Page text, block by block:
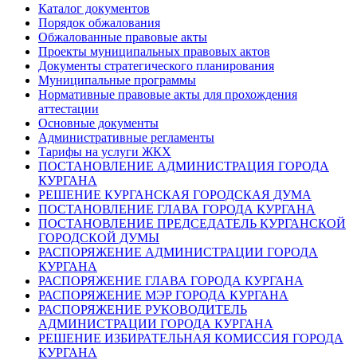
Каталог документов
Порядок обжалования
Обжалованные правовые акты
Проекты муниципальных правовых актов
Документы стратегического планирования
Муниципальные программы
Нормативные правовые акты для прохождения
аттестации
Основные документы
Административные регламенты
Тарифы на услуги ЖКХ
ПОСТАНОВЛЕНИЕ АДМИНИСТРАЦИЯ ГОРОДА
КУРГАНА
РЕШЕНИЕ КУРГАНСКАЯ ГОРОДСКАЯ ДУМА
ПОСТАНОВЛЕНИЕ ГЛАВА ГОРОДА КУРГАНА
ПОСТАНОВЛЕНИЕ ПРЕДСЕДАТЕЛЬ КУРГАНСКОЙ
ГОРОДСКОЙ ДУМЫ
РАСПОРЯЖЕНИЕ АДМИНИСТРАЦИИ ГОРОДА
КУРГАНА
РАСПОРЯЖЕНИЕ ГЛАВА ГОРОДА КУРГАНА
РАСПОРЯЖЕНИЕ МЭР ГОРОДА КУРГАНА
РАСПОРЯЖЕНИЕ РУКОВОДИТЕЛЬ
АДМИНИСТРАЦИИ ГОРОДА КУРГАНА
РЕШЕНИЕ ИЗБИРАТЕЛЬНАЯ КОМИССИЯ ГОРОДА
КУРГАНА